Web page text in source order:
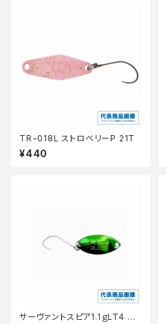
TR−018L ストロベリーP 21T
¥440
サーヴァントスピア1.1ｇLT4 グ